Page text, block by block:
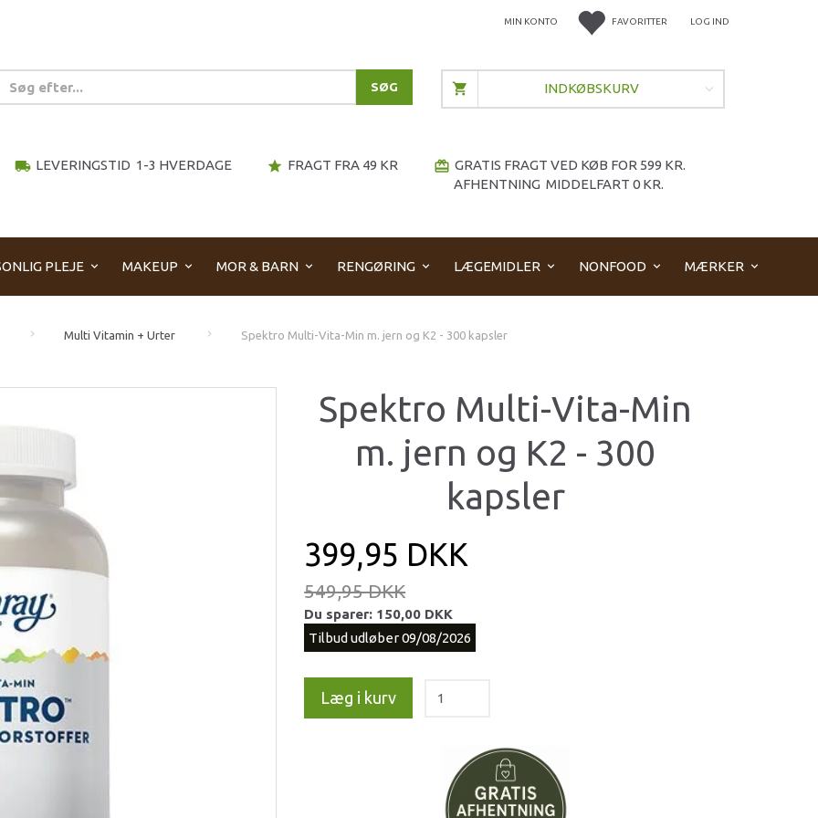
FAVORITTER LOG IND
MIN KONTO
SØG
local_shipping LEVERINGSTID 1-3 HVERDAGE star FRAGT FRA 49 KR redeem GRATIS FRAGT VED KØB FOR 599 KR.
AFHENTNING MIDDELFART 0 KR.
INDKØBSKURV
PLEJE MAKEUP MOR & BARN RENGØRING LÆGEMIDLER NONFOOD MÆRKER
Multi Vitamin + Urter Spektro Multi-Vita-Min m. jern og K2 - 300 kapsler
Spektro Multi-Vita-Min
m. jern og K2 - 300
kapsler
399,95 DKK
549,95 DKK
Du sparer: 150,00 DKK
Tilbud udløber 09/08/2026
Læg i kurv